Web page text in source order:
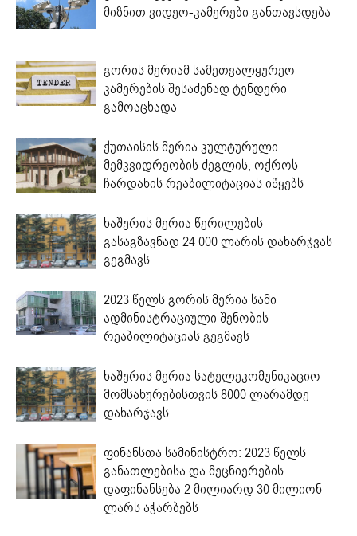
მიზნით ვიდეო-კამერები განთავსდება
გორის მერიამ სამეთვალყურეო
კამერების შესაძენად ტენდერი
გამოაცხადა
ქუთაისის მერია კულტურული
მემკვიდრეობის ძეგლის, ოქროს
ჩარდახის რეაბილიტაციას იწყებს
ხაშურის მერია წერილების
გასაგზავნად 24 000 ლარის დახარჯვას
გეგმავს
2023 წელს გორის მერია სამი
ადმინისტრაციული შენობის
რეაბილიტაციას გეგმავს
ხაშურის მერია სატელეკომუნიკაციო
მომსახურებისთვის 8000 ლარამდე
დახარჯავს
ფინანსთა სამინისტრო: 2023 წელს
განათლებისა და მეცნიერების
დაფინანსება 2 მილიარდ 30 მილიონ
ლარს აჭარბებს